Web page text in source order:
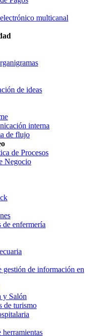
multicanal
de ideas
interna
de flujo
de Procesos
Negocio
enfermería
gestión de información en
y Salón
de turismo
herramientas